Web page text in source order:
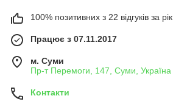
100% позитивних з 22 відгуків за рік
Працює з 07.11.2017
м. Суми
Пр-т Перемоги, 147, Суми, Україна
Контакти